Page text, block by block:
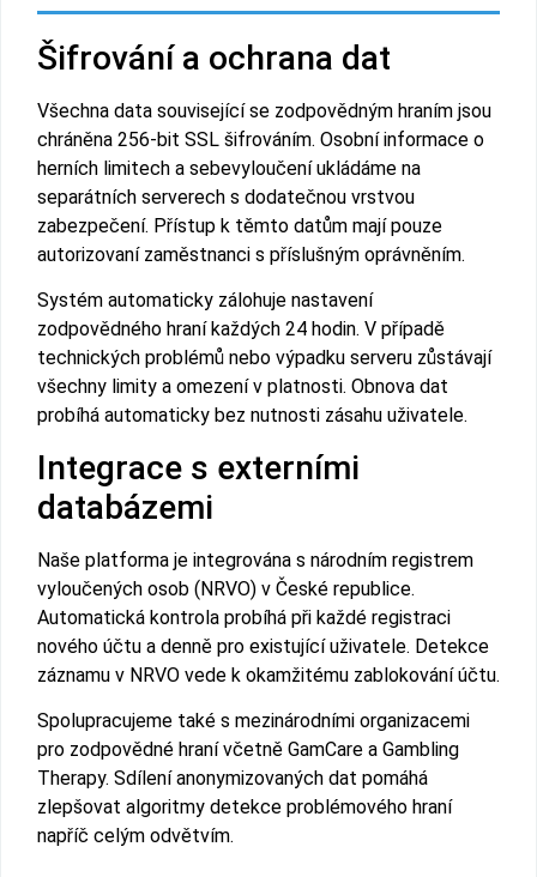
Šifrování a ochrana dat
Všechna data související se zodpovědným hraním jsou
chráněna 256-bit SSL šifrováním. Osobní informace o
herních limitech a sebevyloučení ukládáme na
separátních serverech s dodatečnou vrstvou
zabezpečení. Přístup k těmto datům mají pouze
autorizovaní zaměstnanci s příslušným oprávněním.
Systém automaticky zálohuje nastavení
zodpovědného hraní každých 24 hodin. V případě
technických problémů nebo výpadku serveru zůstávají
všechny limity a omezení v platnosti. Obnova dat
probíhá automaticky bez nutnosti zásahu uživatele.
Integrace s externími
databázemi
Naše platforma je integrována s národním registrem
vyloučených osob (NRVO) v České republice.
Automatická kontrola probíhá při každé registraci
nového účtu a denně pro existující uživatele. Detekce
záznamu v NRVO vede k okamžitému zablokování účtu.
Spolupracujeme také s mezinárodními organizacemi
pro zodpovědné hraní včetně GamCare a Gambling
Therapy. Sdílení anonymizovaných dat pomáhá
zlepšovat algoritmy detekce problémového hraní
napříč celým odvětvím.